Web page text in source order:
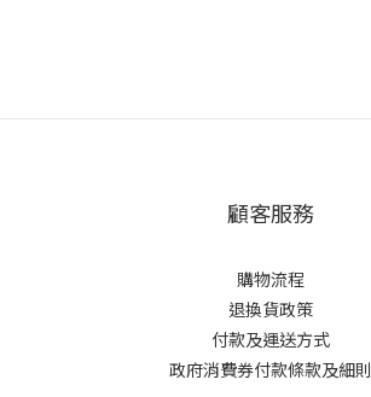
顧客服務
購物流程
退換貨政策
付款及運送方式
政府消費券付款條款及細則